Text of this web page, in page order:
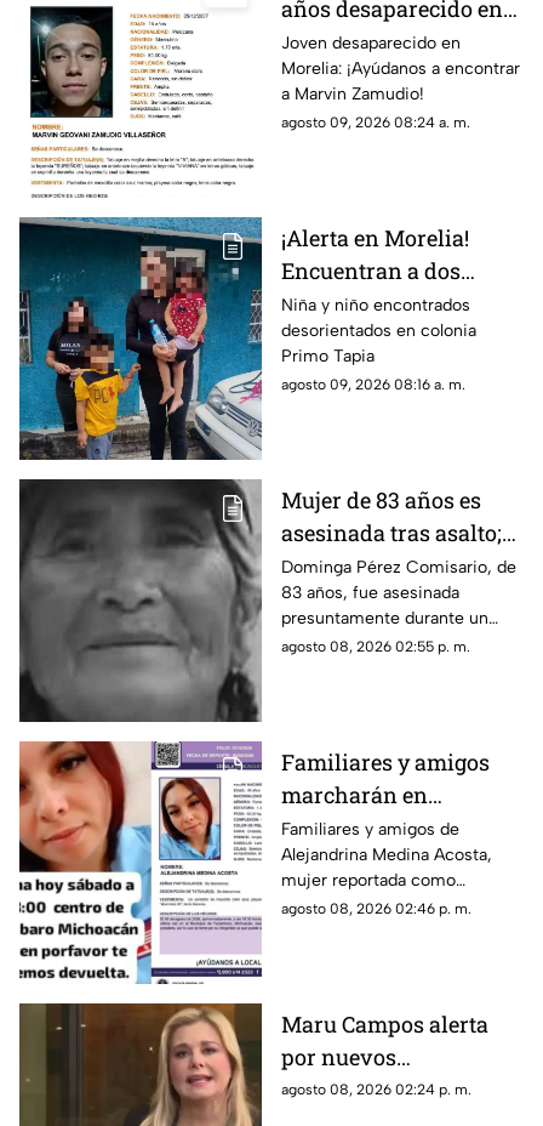
años desaparecido en
Morelia; fue visto por
última vez el 29 de julio
Joven desaparecido en
Morelia: ¡Ayúdanos a encontrar
a Marvin Zamudio!
agosto 09, 2026 08:24 a. m.
¡Alerta en Morelia!
Encuentran a dos
menores desorientados
en la Primo Tapia
Oriente
Niña y niño encontrados
desorientados en colonia
Primo Tapia
agosto 09, 2026 08:16 a. m.
Mujer de 83 años es
asesinada tras asalto;
le robaron los $90 que
había ganado
vendiendo cemitas
Dominga Pérez Comisario, de
83 años, fue asesinada
presuntamente durante un
asalto en Amozoc, Puebla,
agosto 08, 2026 02:55 p. m.
Familiares y amigos
marcharán en
Tacámbaro para exigir
la localización de
Alejandrina Medina
Familiares y amigos de
Alejandrina Medina Acosta,
mujer reportada como
desaparecida en Tacámbaro,
agosto 08, 2026 02:46 p. m.
Maru Campos alerta
por nuevos
lineamientos: “Podrían
agosto 08, 2026 02:24 p. m.